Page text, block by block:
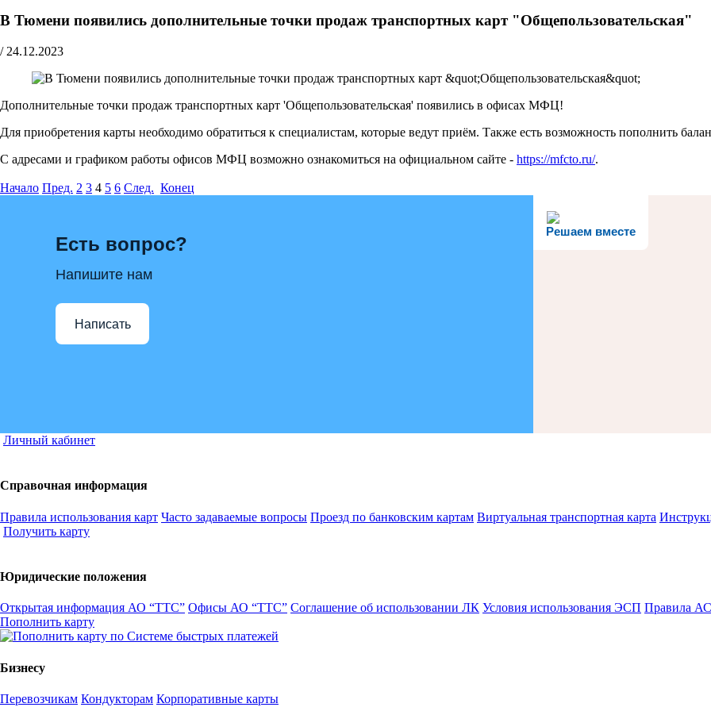
В Тюмени появились дополнительные точки продаж транспортных карт "Общепользовательская"
/ 24.12.2023
Дополнительные точки продаж транспортных карт 'Общепользовательская' появились в офисах МФЦ!
Для приобретения карты необходимо обратиться к специалистам, которые ведут приём. Также есть возможность пополнить
С адресами и графиком работы офисов МФЦ возможно ознакомиться на официальном сайте - https://mfcto.ru/.
Начало Пред. 2 3 4 5 6 След. Конец
Решаем вместе
Есть вопрос?
Напишите нам
Написать
Личный кабинет
Справочная информация
Правила использования карт Часто задаваемые вопросы Проезд по банковским картам Виртуальная транспортная карта
Получить карту
Юридические положения
Открытая информация АО “ТТС” Офисы АО “ТТС” Соглашение об использовании ЛК Условия использования ЭСП Правила
Пополнить карту
Бизнесу
Перевозчикам Кондукторам Корпоративные карты